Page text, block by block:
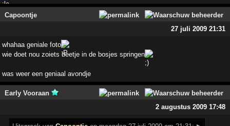
Capoontje
27 juli 2009 21:31
whahaa geniale foto
wie doet nou zoiets beetje in de bosjes springen
was weer een geniaal avondje
Early Vooraan
2 augustus 2009 17:48